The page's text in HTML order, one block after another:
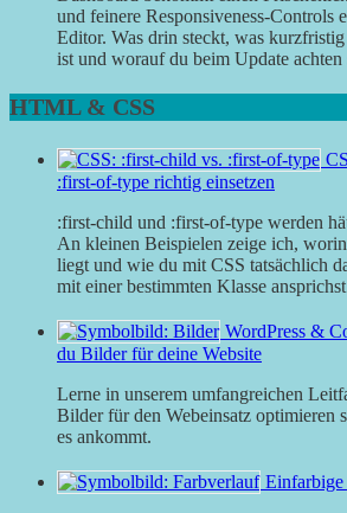
und feinere Responsiveness-Controls
Editor. Was drin steckt, was
ist und worauf du beim Update achten
HTML & CSS
:first-of-type richtig einsetzen
:first-child und :first-of-type werden
An kleinen Beispielen zeige ich,
liegt und wie du mit CSS tatsächlich
mit einer bestimmten Klasse
WordPress &
du Bilder für deine Website
Lerne in unserem umfangreichen
Bilder für den Webeinsatz optimieren
es ankommt.
Einfarbige